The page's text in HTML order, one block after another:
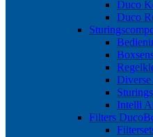
Duco
Duco
Diverse
Intelli
Filters